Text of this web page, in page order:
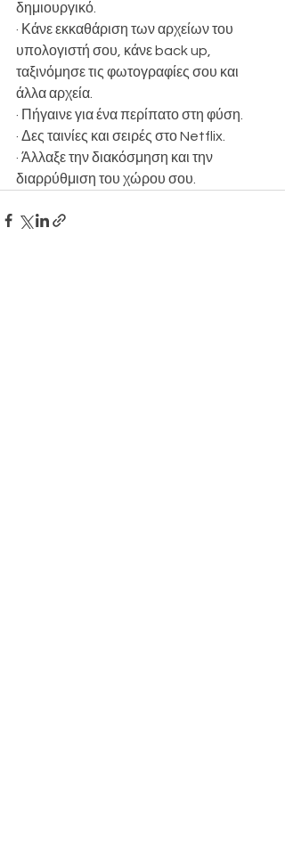
δημιουργικό.
· Κάνε εκκαθάριση των αρχείων του
υπολογιστή σου, κάνε back up,
ταξινόμησε τις φωτογραφίες σου και
άλλα αρχεία.
· Πήγαινε για ένα περίπατο στη φύση.
· Δες ταινίες και σειρές στο Netflix.
· Άλλαξε την διακόσμηση και την
διαρρύθμιση του χώρου σου.